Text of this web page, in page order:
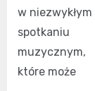
w niezwykłym
spotkaniu
muzycznym,
które może